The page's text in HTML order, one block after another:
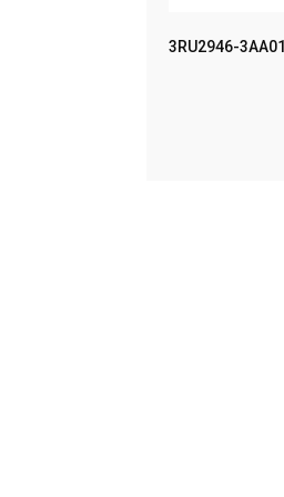
3RU2946-3AA01